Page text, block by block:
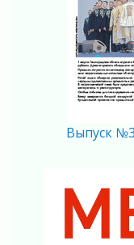
02 августа 2026
В Ивангороде
граждан
02 августа 2026
Готовность №1
Ленобласть
операторов
02 августа 2026
В Ивангороде
Выпуск